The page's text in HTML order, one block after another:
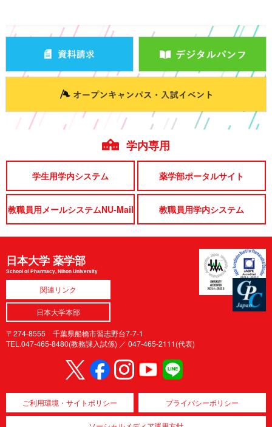
学内専用
学生用学内システム 薬学部ポータルサイト
教職員用メールシステムNU-Mail 教職員用学内システム
日本大学 薬学部
School of Pharmacy, Nihon University
関連リンク
日本大学本部
〒274-8555 千葉県船橋市習志野台7-7-1
TEL.047-465-8480(教務課入試係) ／ 047-465-2111(代表)
ご利用環境・サイトポリシー プライバシーポリシー